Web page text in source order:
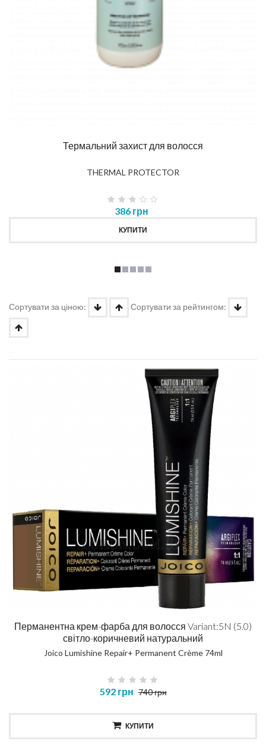
Термальний захист для волосся
THERMAL PROTECTOR
386 грн
КУПИТИ
Сортувати за ціною: Сортувати за рейтингом:
Перманентна крем-фарба для волосся Variant:5N (5.0)
світло-коричневий натуральний
Joico Lumishine Repair+ Permanent Crème 74ml
592 грн 740 грн
КУПИТИ